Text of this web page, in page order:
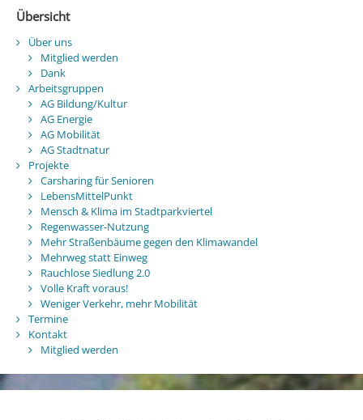
Übersicht
Über uns
Mitglied werden
Dank
Arbeitsgruppen
AG Bildung/Kultur
AG Energie
AG Mobilität
AG Stadtnatur
Projekte
Carsharing für Senioren
LebensMittelPunkt
Mensch & Klima im Stadtparkviertel
Regenwasser-Nutzung
Mehr Straßenbäume gegen den Klimawandel
Mehrweg statt Einweg
Rauchlose Siedlung 2.0
Volle Kraft voraus!
Weniger Verkehr, mehr Mobilität
Termine
Kontakt
Mitglied werden